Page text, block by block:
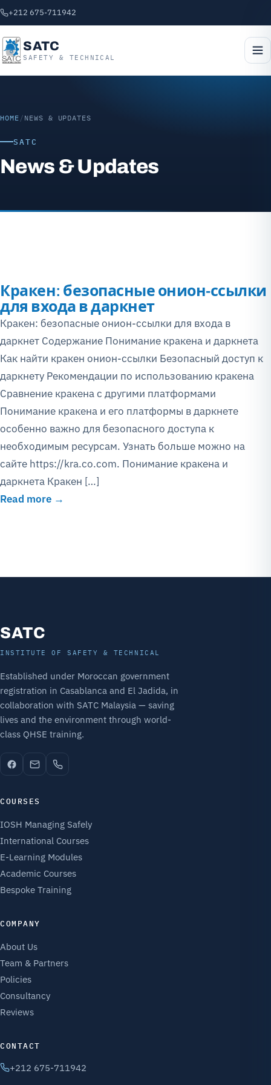
+212 675-711942
SATC
SAFETY & TECHNICAL
HOME / NEWS & UPDATES
SATC
News & Updates
Кракен: безопасные онион-ссылки
для входа в даркнет
Кракен: безопасные онион-ссылки для входа в
даркнет Содержание Понимание кракена и даркнета
Как найти кракен онион-ссылки Безопасный доступ к
даркнету Рекомендации по использованию кракена
Сравнение кракена с другими платформами
Понимание кракена и его платформы в даркнете
особенно важно для безопасного доступа к
необходимым ресурсам. Узнать больше можно на
сайте https://kra.co.com. Понимание кракена и
даркнета Кракен […]
Read more →
SATC
INSTITUTE OF SAFETY & TECHNICAL
Established under Moroccan government
registration in Casablanca and El Jadida, in
collaboration with SATC Malaysia — saving
lives and the environment through world-
class QHSE training.
COURSES
IOSH Managing Safely
International Courses
E-Learning Modules
Academic Courses
Bespoke Training
COMPANY
About Us
Team & Partners
Policies
Consultancy
Reviews
CONTACT
+212 675-711942